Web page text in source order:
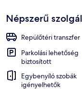
vendégek
imádják
Népszerű
Repülőtéri transzfer
Parkolási lehetőség
biztosított
Egybenyíló szobák
igényelhetők